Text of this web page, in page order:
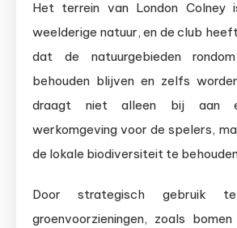
Het terrein van London Colney
weelderige natuur, en de club
dat de natuurgebieden
behouden blijven en zelfs
draagt niet alleen bij aan
werkomgeving voor de spelers,
de lokale biodiversiteit te
Door strategisch gebruik
groenvoorzieningen, zoals